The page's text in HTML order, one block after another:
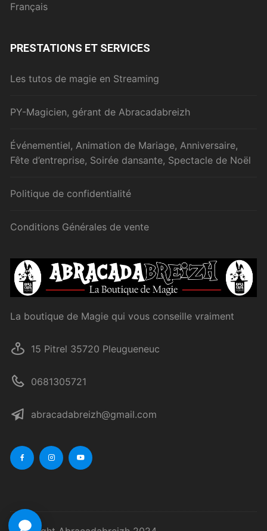
Français
PRESTATIONS ET SERVICES
Les tutos de magie en Streaming
PY-Magicien, gérant de Abracadabreizh
Événementiel, Animation de Mariage, Anniversaire,
Fête d’entreprise, Soirée dansante, Spectacle de Noël
Politique de confidentialité
Conditions Générales de vente
La boutique de Magie qui vous conseille vraiment
15 Pitrel 35720 Pleugueneuc
0681305721
abracadabreizh@gmail.com